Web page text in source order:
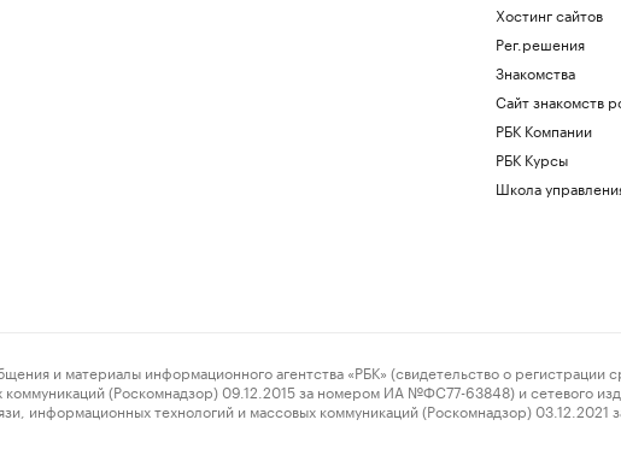
Хостинг сайтов
Рег.решения
Знакомства
Сайт знакомств
РБК Компании
РБК Курсы
Школа
материалы информационного агентства «РБК» (свидетельство о регистрации
(Роскомнадзор) 09.12.2015 за номером ИА №ФС77-63848) и сетевого
информационных технологий и массовых коммуникаций (Роскомнадзор)